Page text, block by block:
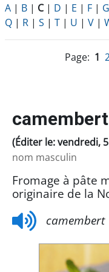
A | B | C| D | E | F | G
Q | R | S | T | U | V |
Page: 1
camembert
(Éditer le: vendredi,
nom masculin
Fromage à pâte
originaire de la
camembert